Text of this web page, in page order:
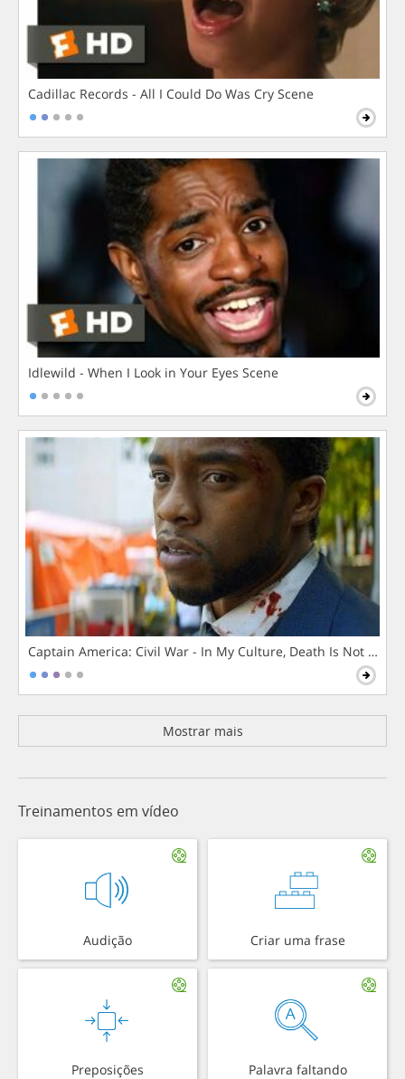
Cadillac Records - All I Could Do Was Cry Scene
Idlewild - When I Look in Your Eyes Scene
Captain America: Civil War - In My Culture, Death Is Not The
Mostrar mais
Treinamentos em vídeo
Audição Criar uma frase
Preposições Palavra faltando